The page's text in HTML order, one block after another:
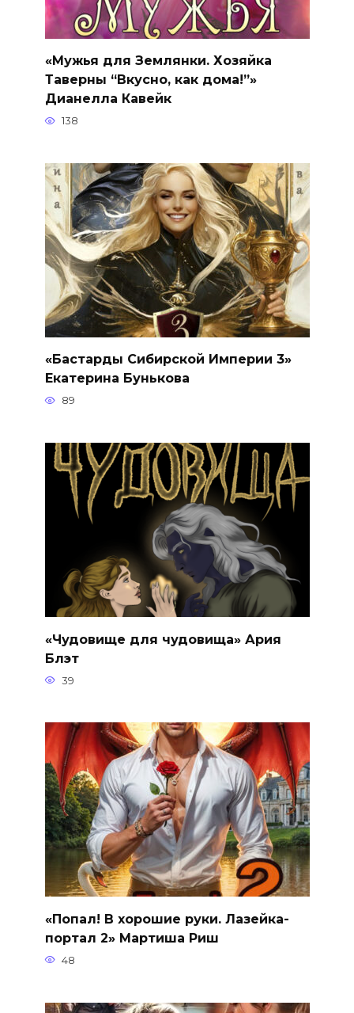
«Мужья для Землянки. Хозяйка
Таверны “Вкусно, как дома!”»
Дианелла Кавейк
138
«Бастарды Сибирской Империи 3»
Екатерина Бунькова
89
«Чудовище для чудовища» Ария
Блэт
39
«Попал! В хорошие руки. Лазейка-
портал 2» Мартиша Риш
48